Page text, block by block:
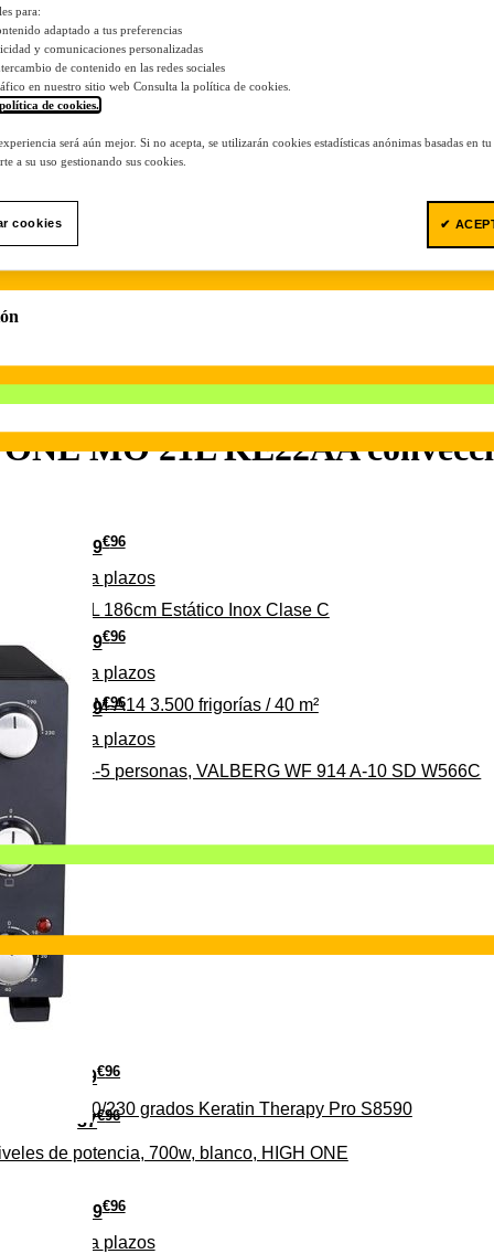
279€96
Pago a plazos
para 4-5 personas, VALBERG WF 914 A-10 SD W566C
349€96
Pago a plazos
315 C 315L 186cm Estático Inox Clase C
37€96
de potencia, 700w, blanco, HIGH ONE
369€96
Pago a plazos
CLIM-A14 3.500 frigorías / 40 m²
29€96
160/230 grados Keratin Therapy Pro S8590
279€96
Pago a plazos
MO 21L KE22AA
para:
adaptado a tus preferencias
y comunicaciones personalizadas
de contenido en las redes sociales
en nuestro sitio web Consulta la política de cookies.
de cookies.
será aún mejor. Si no acepta, se utilizarán cookies estadísticas anónimas basadas en
a su uso gestionando sus cookies.
cookies ✔